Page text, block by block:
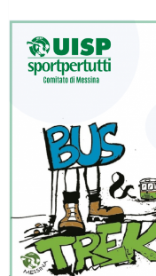
Luglio 2026:
rivoluzioni"